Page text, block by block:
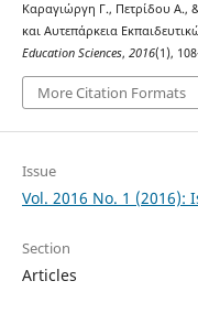
Καραγιώργη Γ., Πετρίδου Α.,
και Αυτεπάρκεια
Education Sciences, 2016(1),
More Citation Formats
Issue
Vol. 2016 No. 1 (2016):
Section
Articles